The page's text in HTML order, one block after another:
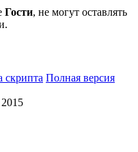
Гости, не могут оставлять
скрипта Полная версия